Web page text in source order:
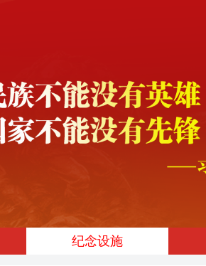
纪念设施